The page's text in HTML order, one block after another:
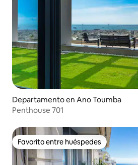
Departamento en Ano Toumba
Penthouse 701
Favorito entre huéspedes
Favorito entre huéspedes